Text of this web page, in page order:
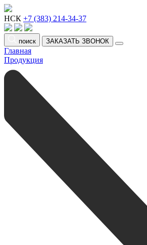
НСК +7 (383) 214-34-37
поиск ЗАКАЗАТЬ ЗВОНОК
Главная
Продукция